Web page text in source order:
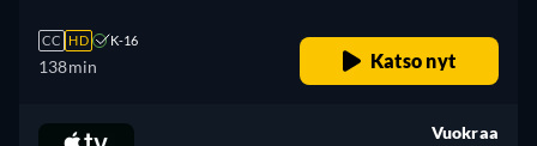
CC HD K-16
138min Katso nyt
Vuokraa